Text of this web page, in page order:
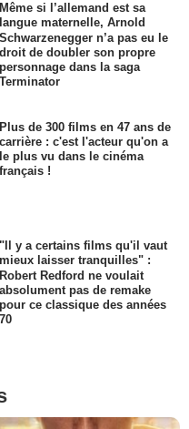
Même si l’allemand est sa
langue maternelle, Arnold
Schwarzenegger n’a pas eu le
droit de doubler son propre
personnage dans la saga
Terminator
Plus de 300 films en 47 ans de
carrière : c'est l'acteur qu'on a
le plus vu dans le cinéma
français !
"Il y a certains films qu'il vaut
mieux laisser tranquilles" :
Robert Redford ne voulait
absolument pas de remake
pour ce classique des années
70